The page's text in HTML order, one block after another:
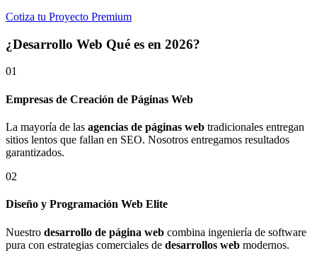
Cotiza tu Proyecto Premium
¿Desarrollo Web Qué es en 2026?
01
Empresas de Creación de Páginas Web
La mayoría de las agencias de páginas web tradicionales entregan
sitios lentos que fallan en SEO. Nosotros entregamos resultados
garantizados.
02
Diseño y Programación Web Elite
Nuestro desarrollo de página web combina ingeniería de software
pura con estrategias comerciales de desarrollos web modernos.